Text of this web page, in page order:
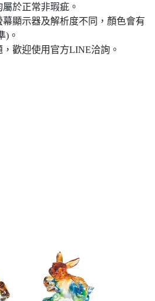
於正常非瑕疵。
顯示器及解析度不同，顏色會有
)。
歡迎使用官方LINE洽詢。